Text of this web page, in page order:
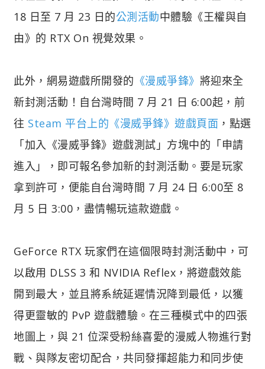
18 日至 7 月 23 日的公測活動中體驗《王權與自
由》的 RTX On 視覺效果。
此外，網易遊戲所開發的 《漫威爭鋒》 將迎來全
新封測活動！自台灣時間 7 月 21 日 6:00起，前
往 Steam 平台上的《漫威爭鋒》遊戲頁面 ，點選
「加入《漫威爭鋒》遊戲測試」方塊中的「申請
進入」，即可報名參加新的封測活動。要是玩家
拿到許可，便能自台灣時間 7 月 24 日 6:00至 8
月 5 日 3:00，盡情暢玩這款遊戲。
GeForce RTX 玩家們在這個限時封測活動中，可
以啟用 DLSS 3 和 NVIDIA Reflex，將遊戲效能
開到最大，並且將系統延遲情況降到最低，以獲
得更靈敏的 PvP 遊戲體驗。在三種模式中的四張
地圖上，與 21 位深受粉絲喜愛的漫威人物進行對
戰、與隊友密切配合，共同發揮超能力和同步使